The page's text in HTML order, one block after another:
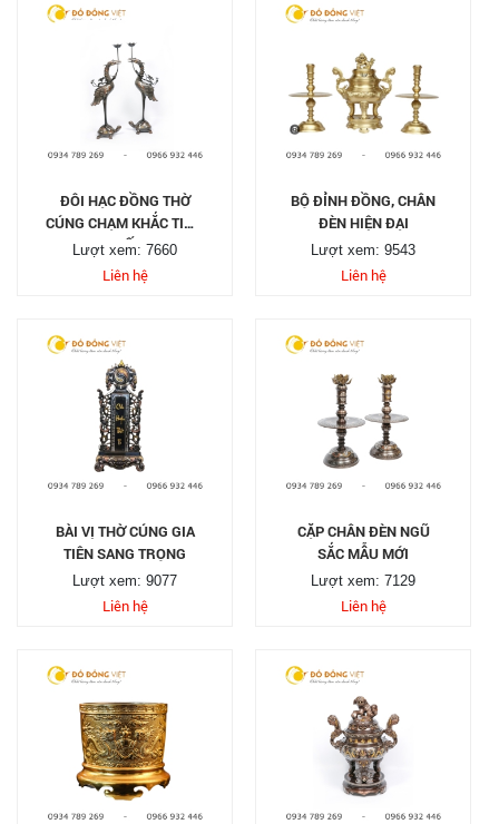
ĐÔI HẠC ĐỒNG THỜ
CÚNG CHẠM KHẮC TINH
TẾ
Lượt xem: 7660
Liên hệ
BỘ ĐỈNH ĐỒNG, CHÂN
ĐÈN HIỆN ĐẠI
Lượt xem: 9543
Liên hệ
BÀI VỊ THỜ CÚNG GIA
TIÊN SANG TRỌNG
Lượt xem: 9077
Liên hệ
CẶP CHÂN ĐÈN NGŨ
SẮC MẪU MỚI
Lượt xem: 7129
Liên hệ